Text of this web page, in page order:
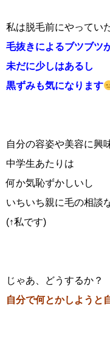
私は脱毛前にやってい
毛抜きによるブツブツ
未だに少しはあるし
黒ずみも気になります
自分の容姿や美容に興
中学生あたりは
何か気恥ずかしいし
いちいち親に毛の相談
(↑私です)
じゃあ、どうするか？
自分で何とかしようと